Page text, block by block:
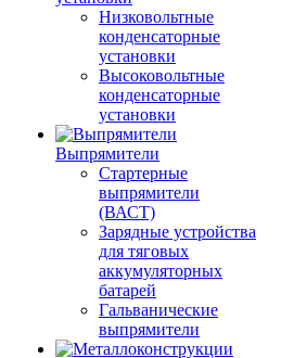
Низковольтные
конденсаторные
установки
Высоковольтные
конденсаторные
установки
Выпрямители
Стартерные
выпрямители
(ВАСТ)
Зарядные устройства
для тяговых
аккумуляторных
батарей
Гальванические
выпрямители